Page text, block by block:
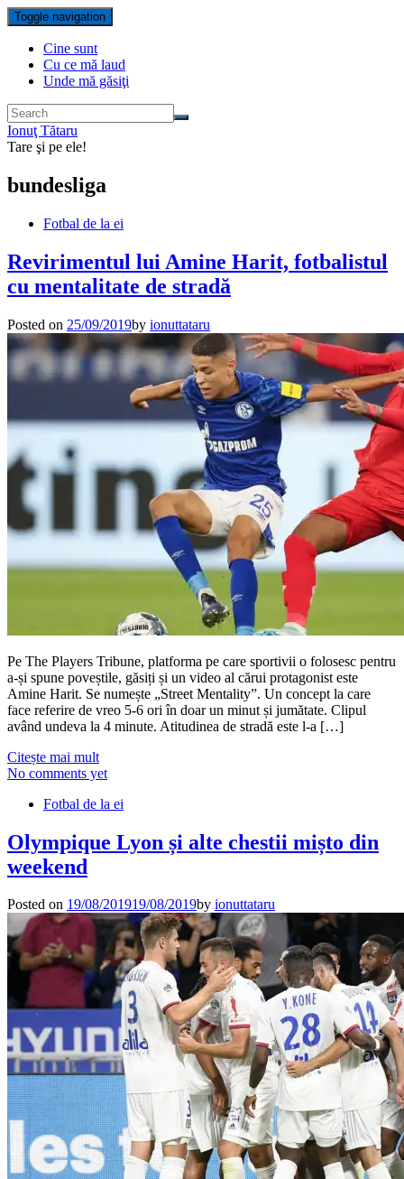
Toggle navigation
Cine sunt
Cu ce mă laud
Unde mă găsiţi
Ionuţ Tătaru
Tare şi pe ele!
bundesliga
Fotbal de la ei
Revirimentul lui Amine Harit, fotbalistul
cu mentalitate de stradă
Posted on 25/09/2019by ionuttataru
Pe The Players Tribune, platforma pe care sportivii o folosesc pentru
a-și spune poveștile, găsiți și un video al cărui protagonist este
Amine Harit. Se numește „Street Mentality”. Un concept la care
face referire de vreo 5-6 ori în doar un minut și jumătate. Clipul
având undeva la 4 minute. Atitudinea de stradă este l-a […]
Citește mai mult
No comments yet
Fotbal de la ei
Olympique Lyon și alte chestii mișto din
weekend
Posted on 19/08/201919/08/2019by ionuttataru